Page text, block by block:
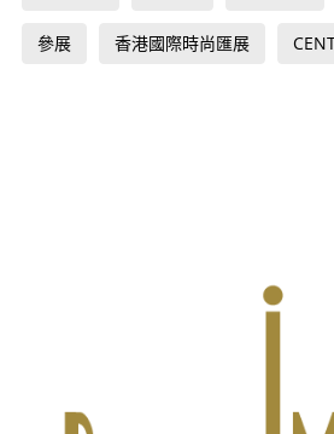
參展 香港國際時尚匯展